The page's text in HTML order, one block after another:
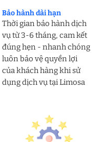
Bảo hành dài hạn
Thời gian bảo hành dịch
vụ từ 3-6 tháng, cam kết
đúng hẹn - nhanh chóng
luôn bảo vệ quyền lợi
của khách hàng khi sử
dụng dịch vụ tại Limosa